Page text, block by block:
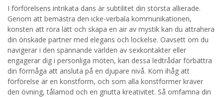
I förförelsens intrikata dans är subtilitet din största allierade.
Genom att bemästra den icke-verbala kommunikationen,
konsten att röra lätt och skapa en air av mystik kan du attrahera
din önskade partner med elegans och lockelse. Oavsett om du
navigerar i den spännande världen av sexkontakter eller
engagerar dig i personliga möten, kan dessa ledtrådar förbättra
din förmåga att ansluta på en djupare nivå. Kom ihåg att
förförelse är en konstform, och som alla konstformer kräver
den övning, tålamod och en gnutta kreativitet. Så omfamna din